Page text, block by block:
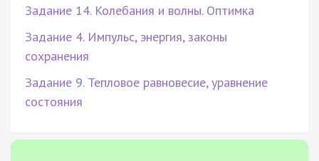
Задание 14. Колебания и волны. Оптимка
Задание 4. Импульс, энергия, законы
сохранения
Задание 9. Тепловое равновесие, уравнение
состояния